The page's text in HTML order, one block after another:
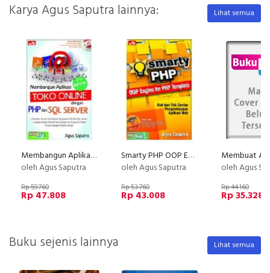
Karya Agus Saputra lainnya: Lihat semua
Membangun Aplikasi Toko Online dengan PHP dan SQL Server Edisi Revisi
oleh Agus Saputra
Rp 59.760
Rp 47.808
Smarty PHP OOP Engine for PHP Template
oleh Agus Saputra
Rp 53.760
Rp 43.008
oleh Agus
Rp 44.160
Rp 35.328
Buku sejenis lainnya Lihat semua